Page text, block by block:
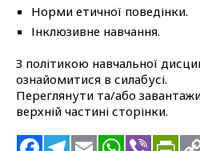
Норми етичної поведінки.
Інклюзивне навчання.
З політикою навчальної
ознайомитися в силабусі.
Переглянути та/або
верхній частині сторінки.